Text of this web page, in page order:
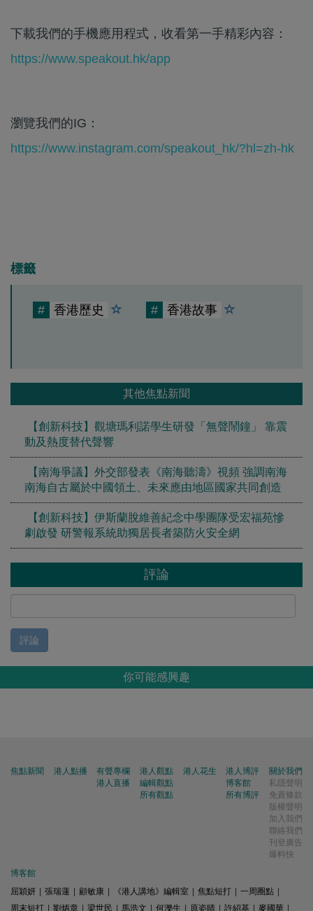
下載我們的手機應用程式，收看第一手精彩內容：
https://www.speakout.hk/app
瀏覽我們的IG：
https://www.instagram.com/speakout_hk/?hl=zh-hk
標籤
# 香港歷史 # 香港故事
其他焦點新聞
【創新科技】觀塘瑪利諾學生研發「無聲鬧鐘」 靠震
動及熱度替代聲響
【南海爭議】外交部發表《南海聽濤》視頻 強調南海
南海自古屬於中國領土、未來應由地區國家共同創造
【創新科技】伊斯蘭脫維善紀念中學團隊受宏福苑慘
劇啟發 研警報系統助獨居長者築防火安全網
評論
評論
你可能感興趣
焦點新聞 港人點播
有聲專欄
港人直播
港人觀點
編輯觀點
所有觀點
港人花生
港人博評
博客館
所有博評
關於我們
私隱聲明
免責條款
版權聲明
加入我們
聯絡我們
刊登廣告
爆料快
博客館
屈穎妍
張瑞蓮 顧敏康 《港人講地》編輯室 焦點短打 一周圈點
周末短打
劉炳章 梁世民 馬浩文 何濼生 原姿晴 許紹基 麥國華